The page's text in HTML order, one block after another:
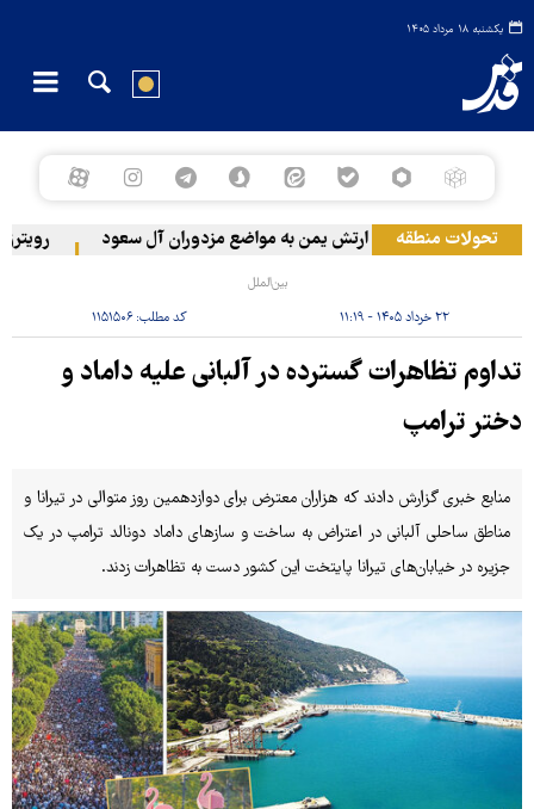
یکشنبه ۱۸ مرداد ۱۴۰۵
تحولات منطقهحمله ارتش یمن به مواضع مزدوران آل سعود رویترز: عربستان ۸۶ درصد از
بین‌الملل
۲۲ خرداد ۱۴۰۵ - ۱۱:۱۹ کد مطلب: ۱۱۵۱۵۰۶
تداوم تظاهرات گسترده در آلبانی علیه داماد و
دختر ترامپ
منابع خبری گزارش دادند که هزاران معترض برای دوازدهمین روز متوالی در تیرانا و
مناطق ساحلی آلبانی در اعتراض به ساخت و سازهای داماد دونالد ترامپ در یک
جزیره در خیابان‌های تیرانا پایتخت این کشور دست به تظاهرات زدند.